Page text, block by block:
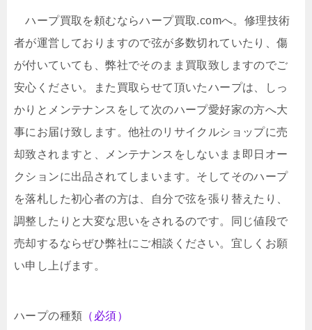
ハープ買取を頼むならハープ買取.comへ。修理技術
者が運営しておりますので弦が多数切れていたり、傷
が付いていても、弊社でそのまま買取致しますのでご
安心ください。また買取らせて頂いたハープは、しっ
かりとメンテナンスをして次のハープ愛好家の方へ大
事にお届け致します。他社のリサイクルショップに売
却致されますと、メンテナンスをしないまま即日オー
クションに出品されてしまいます。そしてそのハープ
を落札した初心者の方は、自分で弦を張り替えたり、
調整したりと大変な思いをされるのです。同じ値段で
売却するならぜひ弊社にご相談ください。宜しくお願
い申し上げます。
ハープの種類 （必須）